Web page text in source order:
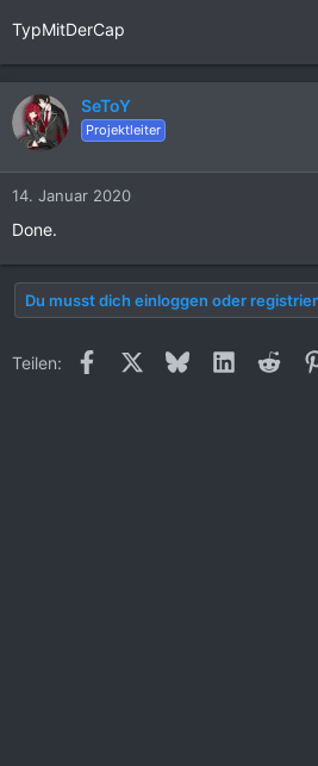
TypMitDerCap
SeToY
Projektleiter
14. Januar 2020
Done.
Du musst dich einloggen oder
Teilen: FacebookX (Twitter)
BlueskyLinkedIn